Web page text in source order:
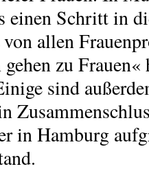
einen Schritt in
allen
zu
sind
in Hamburg